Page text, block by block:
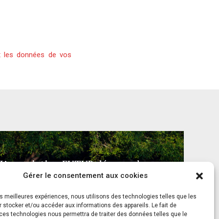
Gérer le consentement aux cookies
meilleures expériences, nous utilisons des technologies telles que les
stocker et/ou accéder aux informations des appareils. Le fait de
technologies nous permettra de traiter des données telles que le
données de vos
L’association FUTUR dénonce le
recours à des « tirs sanitaires » sur des
animaux sauvages déjà victimes de
l’incendie d’Achères-la-Forêt